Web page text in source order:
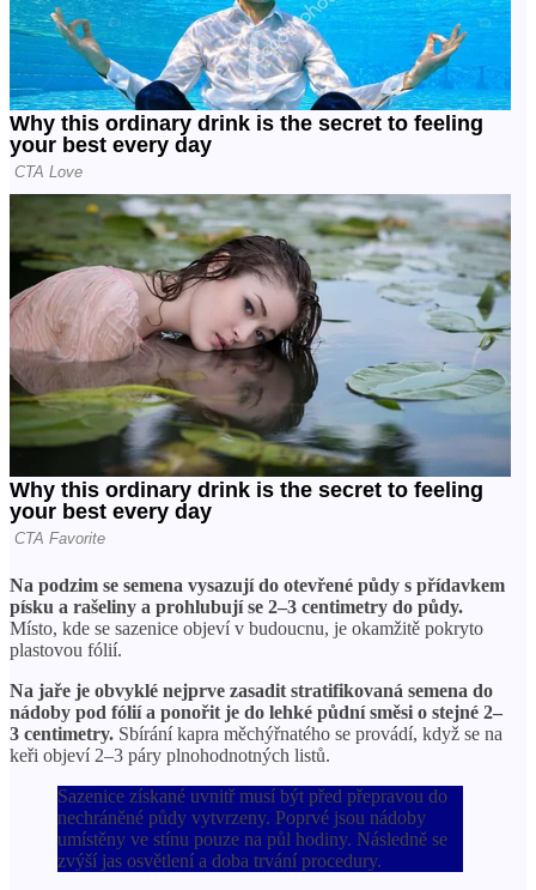
Na podzim se semena vysazují do otevřené půdy s přídavkem
písku a rašeliny a prohlubují se 2–3 centimetry do půdy.
Místo, kde se sazenice objeví v budoucnu, je okamžitě pokryto
plastovou fólií.
Na jaře je obvyklé nejprve zasadit stratifikovaná semena do
nádoby pod fólií a ponořit je do lehké půdní směsi o stejné 2–
3 centimetry. Sbírání kapra měchýřnatého se provádí, když se na
keři objeví 2–3 páry plnohodnotných listů.
Sazenice získané uvnitř musí být před přepravou do
nechráněné půdy vytvrzeny. Poprvé jsou nádoby
umístěny ve stínu pouze na půl hodiny. Následně se
zvýší jas osvětlení a doba trvání procedury.